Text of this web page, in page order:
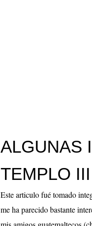
ALGUNAS
TEMPLO
Este articulo fué tomado
me ha parecido bastante